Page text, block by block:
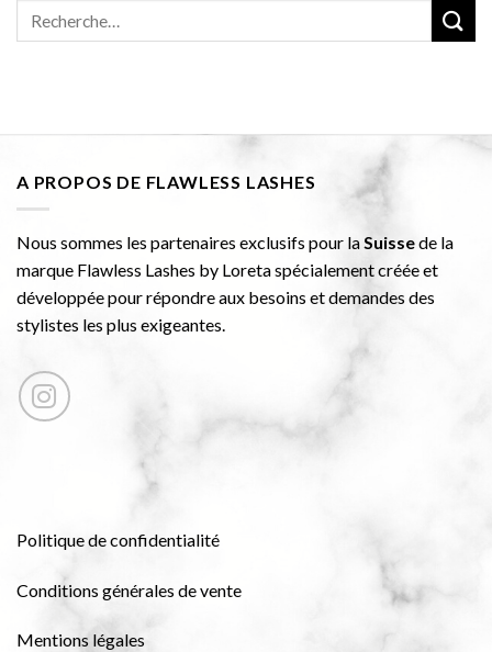
Recherche
pour :
A PROPOS DE FLAWLESS LASHES
Nous sommes les partenaires exclusifs pour laSuissede la
marque Flawless Lashes by Loreta spécialement créée et
développée pour répondre aux besoins et demandes des
stylistes les plus exigeantes.
Politique de confidentialité
Conditions générales de vente
Mentions légales